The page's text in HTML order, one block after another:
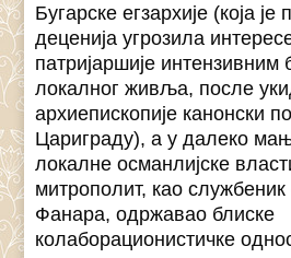
Бугарске егзархије (која је
деценија угрозила
патријаршије
локалног живља, после
архиепископије канонски
Цариграду), а у далеко
локалне османлијске
митрополит, као службеник
Фанара, одржавао блиске
колаборационистичке